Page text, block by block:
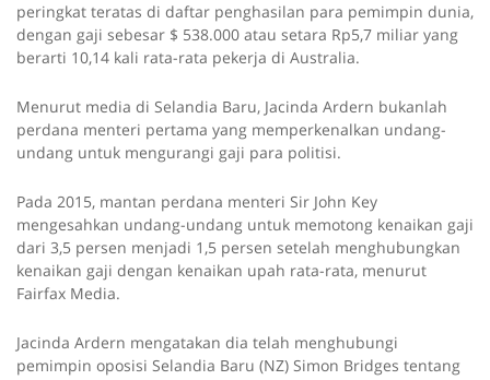
peringkat teratas di daftar penghasilan para pemimpin dunia,
dengan gaji sebesar $ 538.000 atau setara Rp5,7 miliar yang
berarti 10,14 kali rata-rata pekerja di Australia.
Menurut media di Selandia Baru, Jacinda Ardern bukanlah
perdana menteri pertama yang memperkenalkan undang-
undang untuk mengurangi gaji para politisi.
Pada 2015, mantan perdana menteri Sir John Key
mengesahkan undang-undang untuk memotong kenaikan gaji
dari 3,5 persen menjadi 1,5 persen setelah menghubungkan
kenaikan gaji dengan kenaikan upah rata-rata, menurut
Fairfax Media.
Jacinda Ardern mengatakan dia telah menghubungi
pemimpin oposisi Selandia Baru (NZ) Simon Bridges tentang